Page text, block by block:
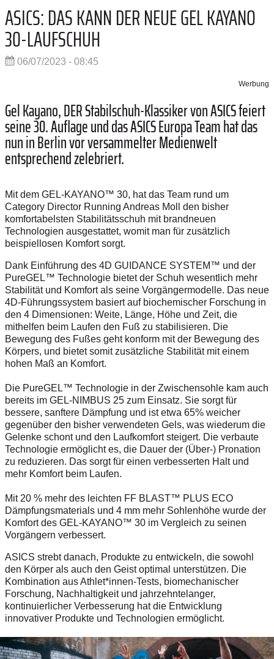
ASICS: DAS KANN DER NEUE GEL KAYANO
30-LAUFSCHUH
06/07/2023 - 08:45
Werbung
Gel Kayano, DER Stabilschuh-Klassiker von ASICS feiert
seine 30. Auflage und das ASICS Europa Team hat das
nun in Berlin vor versammelter Medienwelt
entsprechend zelebriert.
Mit dem GEL-KAYANO™ 30, hat das Team rund um
Category Director Running Andreas Moll den bisher
komfortabelsten Stabilitätsschuh mit brandneuen
Technologien ausgestattet, womit man für zusätzlich
beispiellosen Komfort sorgt.
Dank Einführung des 4D GUIDANCE SYSTEM™ und der
PureGEL™ Technologie bietet der Schuh wesentlich mehr
Stabilität und Komfort als seine Vorgängermodelle. Das neue
4D-Führungssystem basiert auf biochemischer Forschung in
den 4 Dimensionen: Weite, Länge, Höhe und Zeit, die
mithelfen beim Laufen den Fuß zu stabilisieren. Die
Bewegung des Fußes geht konform mit der Bewegung des
Körpers, und bietet somit zusätzliche Stabilität mit einem
hohen Maß an Komfort.
Die PureGEL™ Technologie in der Zwischensohle kam auch
bereits im GEL-NIMBUS 25 zum Einsatz. Sie sorgt für
bessere, sanftere Dämpfung und ist etwa 65% weicher
gegenüber den bisher verwendeten Gels, was wiederum die
Gelenke schont und den Laufkomfort steigert. Die verbaute
Technologie ermöglicht es, die Dauer der (Über-) Pronation
zu reduzieren. Das sorgt für einen verbesserten Halt und
mehr Komfort beim Laufen.
Mit 20 % mehr des leichten FF BLAST™ PLUS ECO
Dämpfungsmaterials und 4 mm mehr Sohlenhöhe wurde der
Komfort des GEL-KAYANO™ 30 im Vergleich zu seinen
Vorgängern verbessert.
ASICS strebt danach, Produkte zu entwickeln, die sowohl
den Körper als auch den Geist optimal unterstützen. Die
Kombination aus Athlet*innen-Tests, biomechanischer
Forschung, Nachhaltigkeit und jahrzehntelanger,
kontinuierlicher Verbesserung hat die Entwicklung
innovativer Produkte und Technologien ermöglicht.